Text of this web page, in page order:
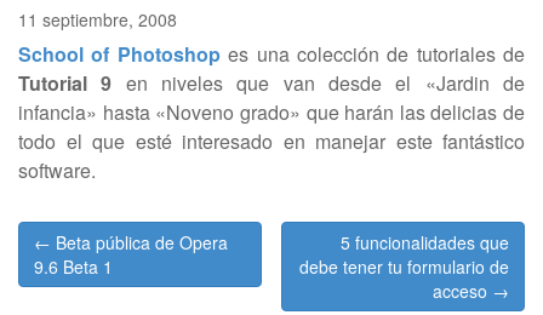
11 septiembre, 2008
School of Photoshopes una colección de tutoriales de
Tutorial 9 en niveles que van desde el «Jardin de
infancia» hasta «Noveno grado» que harán las delicias de
todo el que esté interesado en manejar este fantástico
software.
Post
navigation
← Beta pública de Opera
9.6 Beta 1
5 funcionalidades que
debe tener tu formulario de
acceso →